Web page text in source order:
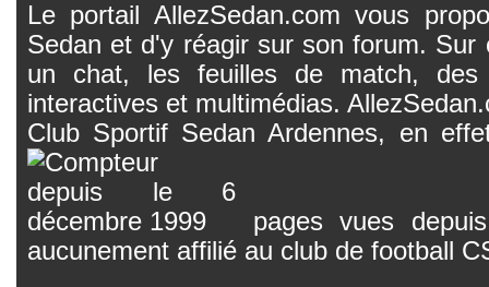
Le portail AllezSedan.com vous
Sedan et d'y réagir sur son forum.
un chat, les feuilles de match, des
interactives et multimédias.
Club Sportif Sedan Ardennes, en
pages vues
aucunement affilié au club de football